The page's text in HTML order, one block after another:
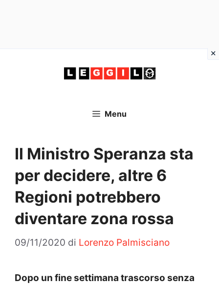
Menu
Il Ministro Speranza sta
per decidere, altre 6
Regioni potrebbero
diventare zona rossa
09/11/2020 di Lorenzo Palmisciano
Dopo un fine settimana trascorso senza